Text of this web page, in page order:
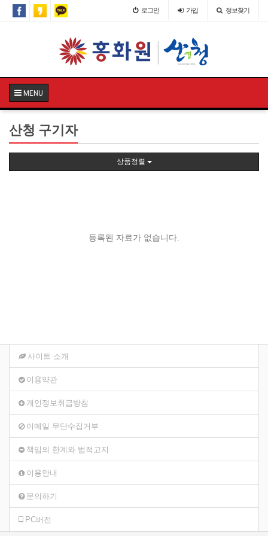
로그인 가입 정보찾기
MENU
산청 구기자
상품정렬
등록된 자료가 없습니다.
사이트 소개
이용약관
개인정보취급방침
이메일 무단수집거부
책임의 한계와 법적고지
이용안내
문의하기
PC버전